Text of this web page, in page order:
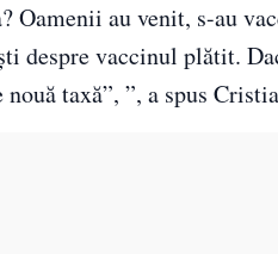
Oamenii au venit, s-au
despre vaccinul plătit.
taxă”, ”, a spus